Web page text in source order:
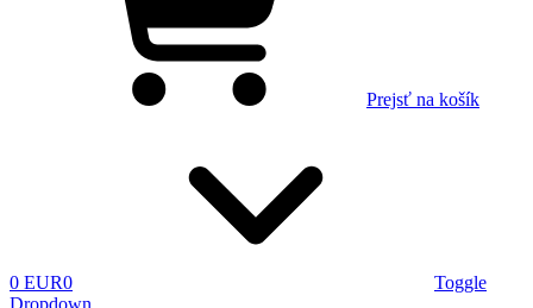
Prejsť na košík
0 EUR0
Toggle
Dropdown